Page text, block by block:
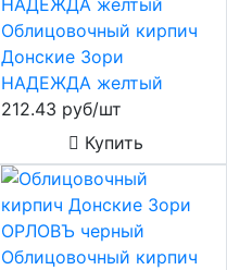
Облицовочный кирпич
Донские Зори
НАДЕЖДА желтый
212.43 руб/шт
Купить
Облицовочный кирпич